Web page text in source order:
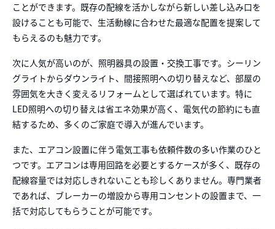
ことができます。既存の配線を活かしながら新しい差し込み口を
設けることも可能で、生活動線に合わせた最適な配置を提案して
もらえるのも魅力です。
次に人気が高いのが、照明器具の設置・交換工事です。シーリン
グライトからダウンライト、間接照明への切り替えなど、部屋の
雰囲気を大きく変えるリフォームとして選ばれています。特に
LED照明への切り替えは省エネ効果が高く、電気代の節約にも直
結するため、多くのご家庭で導入が進んでいます。
また、エアコン設置に伴う電気工事も依頼件数の多い作業のひと
つです。エアコンは専用回路を必要とするケースが多く 、既存の
配線容量では対応しきれないことも珍しくありません。専門業者
であれば、ブレーカーの増設から専用コンセントの設置まで、一
括で対応してもらうことが可能です。